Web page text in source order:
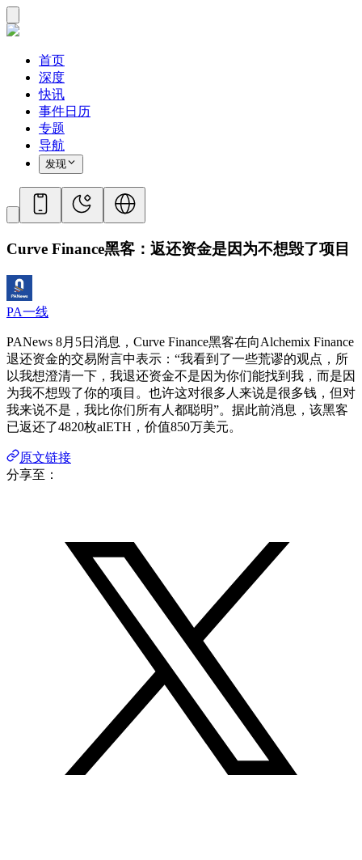
首页
深度
快讯
事件日历
专题
导航
发现
Curve Finance黑客：返还资金是因为不想毁了项目
PA一线
PANews 8月5日消息，Curve Finance黑客在向Alchemix Finance
退还资金的交易附言中表示：“我看到了一些荒谬的观点，所
以我想澄清一下，我退还资金不是因为你们能找到我，而是因
为我不想毁了你的项目。也许这对很多人来说是很多钱，但对
我来说不是，我比你们所有人都聪明”。据此前消息，该黑客
已返还了4820枚alETH，价值850万美元。
原文链接
分享至：